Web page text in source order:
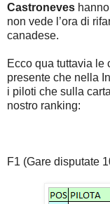
Castroneves
non vede l’ora di
canadese.
Ecco qua tuttavia le
presente che nella
i piloti che sulla
nostro ranking:
F1 (Gare disputate